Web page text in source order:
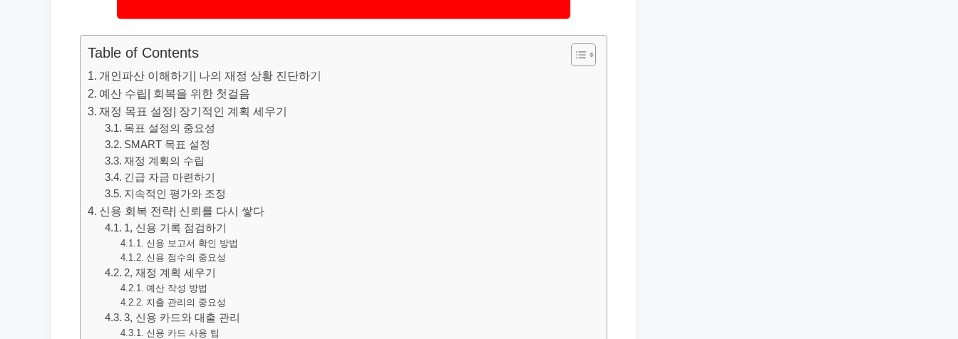
Table of Contents
개인파산 이해하기| 나의 재정 상황 진단하기
예산 수립| 회복을 위한 첫걸음
재정 목표 설정| 장기적인 계획 세우기
목표 설정의 중요성
SMART 목표 설정
재정 계획의 수립
긴급 자금 마련하기
지속적인 평가와 조정
신용 회복 전략| 신뢰를 다시 쌓다
1, 신용 기록 점검하기
신용 보고서 확인 방법
신용 점수의 중요성
2, 재정 계획 세우기
예산 작성 방법
지출 관리의 중요성
3, 신용 카드와 대출 관리
신용 카드 사용 팁